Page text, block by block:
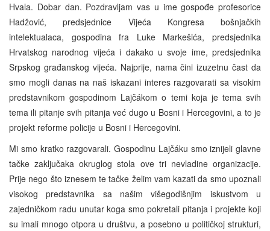
Hvala. Dobar dan. Pozdravljam vas u ime gospođe profesorice
Hadžović, predsjednice Vijeća Kongresa bošnjačkih
intelektualaca, gospodina fra Luke Markešića, predsjednika
Hrvatskog narodnog vijeća i dakako u svoje ime, predsjednika
Srpskog građanskog vijeća. Najprije, nama čini izuzetnu čast da
smo mogli danas na naš iskazani interes razgovarati sa visokim
predstavnikom gospodinom Lajčákom o temi koja je tema svih
tema ili pitanje svih pitanja već dugo u Bosni i Hercegovini, a to je
projekt reforme policije u Bosni i Hercegovini.
Mi smo kratko razgovarali. Gospodinu Lajčáku smo iznijeli glavne
tačke zaključaka okruglog stola ove tri nevladine organizacije.
Prije nego što iznesem te tačke želim vam kazati da smo upoznali
visokog predstavnika sa našim višegodišnjim iskustvom u
zajedničkom radu unutar koga smo pokretali pitanja i projekte koji
su imali mnogo otpora u društvu, a posebno u političkoj strukturi,